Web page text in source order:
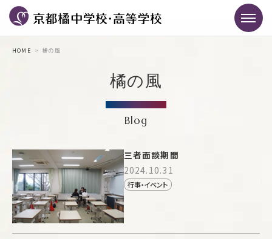
HOME 橘の風
橘の風
Blog
三者面談期間
2024.10.31
行事・イベント